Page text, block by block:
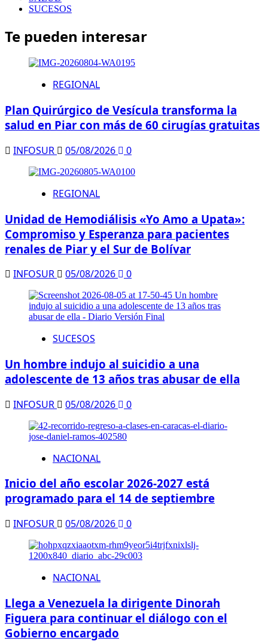
SUCESOS
Te pueden interesar
REGIONAL
Plan Quirúrgico de Vesícula transforma la
salud en Piar con más de 60 cirugías gratuitas
INFOSUR 05/08/2026 0
REGIONAL
Unidad de Hemodiálisis «Yo Amo a Upata»:
Compromiso y Esperanza para pacientes
renales de Piar y el Sur de Bolívar
INFOSUR 05/08/2026 0
SUCESOS
Un hombre indujo al suicidio a una
adolescente de 13 años tras abusar de ella
INFOSUR 05/08/2026 0
NACIONAL
Inicio del año escolar 2026-2027 está
programado para el 14 de septiembre
INFOSUR 05/08/2026 0
NACIONAL
Llega a Venezuela la dirigente Dinorah
Figuera para continuar el diálogo con el
Gobierno encargado